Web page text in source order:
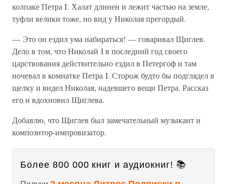
колпаке Петра I. Халат длинен и лежит частью на земле,
туфли велики тоже, но вид у Николая прегордый.
— Это он ездил ума набираться! — говаривал Щиглев.
Дело в том, что Николай I в последний год своего
царствования действительно ездил в Петергоф и там
ночевал в комнатке Петра I. Сторож будто бы подглядел в
щелку и видел Николая, надевшего вещи Петра. Рассказ
его и вдохновил Щиглева.
Добавлю, что Щиглев был замечательный музыкант и
композитор-импровизатор.
Более 800 000 книг и аудиокниг! 📚